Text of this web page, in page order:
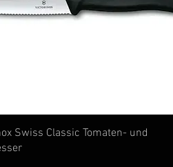
Schnellansicht
Swiss Classic Tomaten- und